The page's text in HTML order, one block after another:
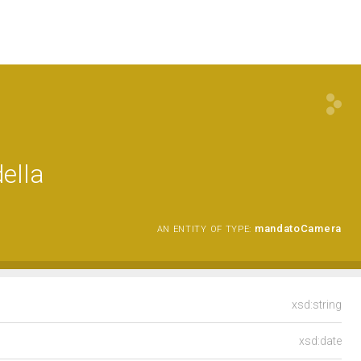
AN ENTITY OF TYPE: mandatoCamera
xsd:string
xsd:date